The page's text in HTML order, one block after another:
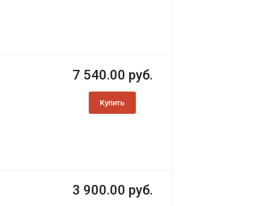
7 540.00 руб.
Купить
3 900.00 руб.